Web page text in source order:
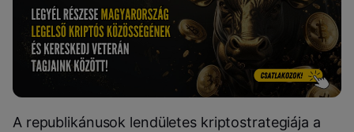
A republikánusok lendületes kriptostrategiája a